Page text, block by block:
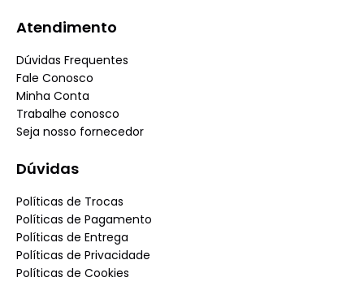
Atendimento
Dúvidas Frequentes
Fale Conosco
Minha Conta
Trabalhe conosco
Seja nosso fornecedor
Dúvidas
Políticas de Trocas
Políticas de Pagamento
Políticas de Entrega
Políticas de Privacidade
Políticas de Cookies